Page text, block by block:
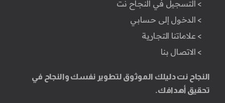
> التسجيل في النجاح نت
> الدخول إلى حسابي
> علاماتنا التجارية
> الاتصال بنا
النجاح نت دليلك الموثوق لتطوير نفسك والنجاح في
تحقيق أهدافك.